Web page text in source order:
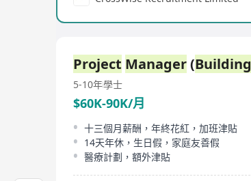
Project Manager(Building
5-10年學士
$60K-90K/月
十三個月薪酬，年終花紅，加班津貼
14天年休，生日假，家庭友善假
醫療計劃，額外津貼